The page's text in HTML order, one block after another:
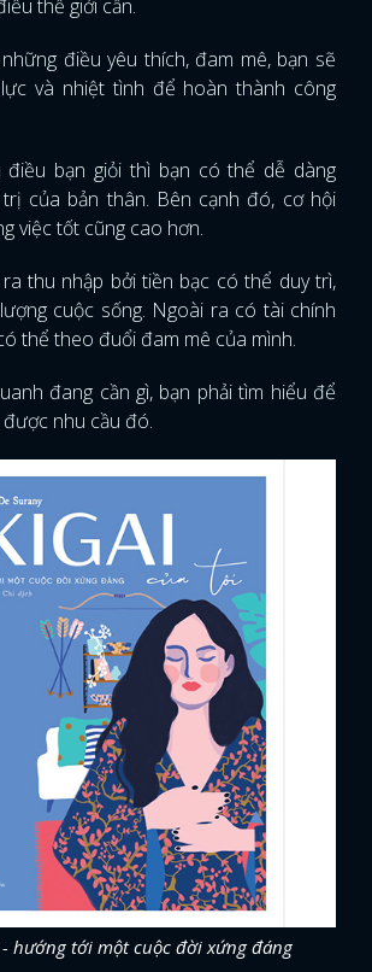
thế giới cần.
điều yêu thích, đam mê, bạn sẽ
và nhiệt tình để hoàn thành công
bạn giỏi thì bạn có thể dễ dàng
của bản thân. Bên cạnh đó, cơ hội
việc tốt cũng cao hơn.
thu nhập bởi tiền bạc có thể duy trì,
cuộc sống. Ngoài ra có tài chính
thể theo đuổi đam mê của mình.
đang cần gì, bạn phải tìm hiểu để
nhu cầu đó.
- hướng tới một cuộc đời xứng đáng